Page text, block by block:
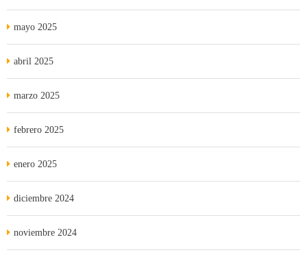
mayo 2025
abril 2025
marzo 2025
febrero 2025
enero 2025
diciembre 2024
noviembre 2024